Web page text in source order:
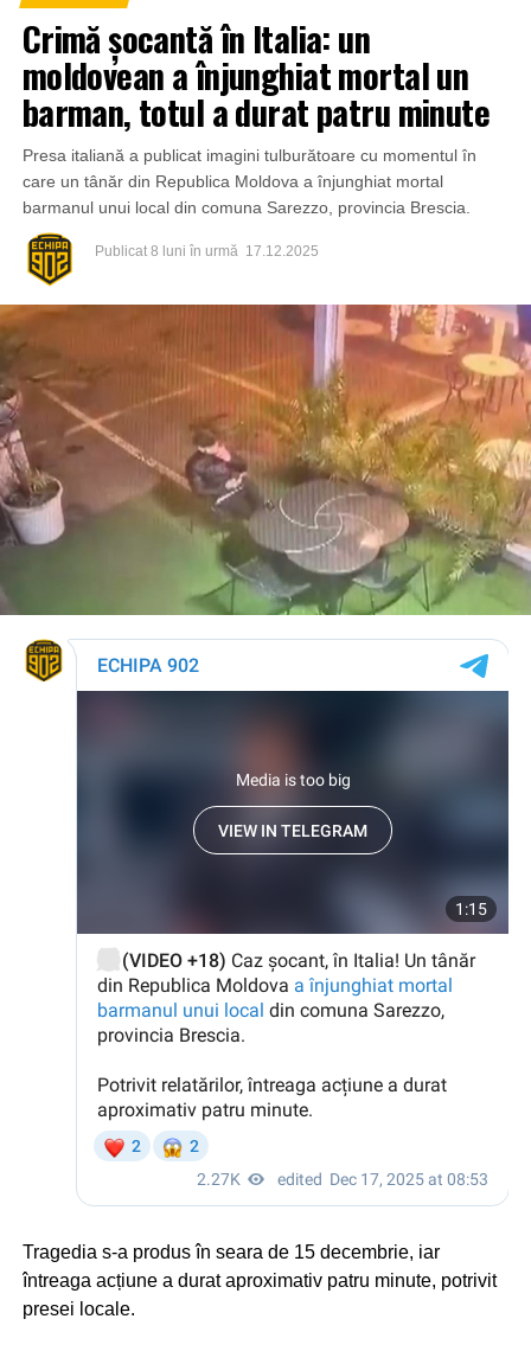
Crimă șocantă în Italia: un
moldovean a înjunghiat mortal un
barman, totul a durat patru minute
Presa italiană a publicat imagini tulburătoare cu momentul în
care un tânăr din Republica Moldova a înjunghiat mortal
barmanul unui local din comuna Sarezzo, provincia Brescia.
Publicat 8 luni în urmă 17.12.2025
Tragedia s-a produs în seara de 15 decembrie, iar
întreaga acțiune a durat aproximativ patru minute, potrivit
presei locale.